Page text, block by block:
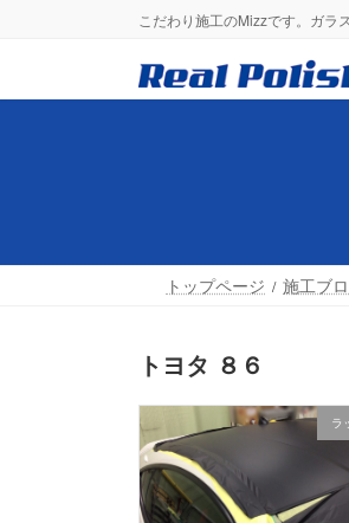
こだわり施工のMizzです。ガラ
トップページ 施工ブ
トヨタ ８６
ラ